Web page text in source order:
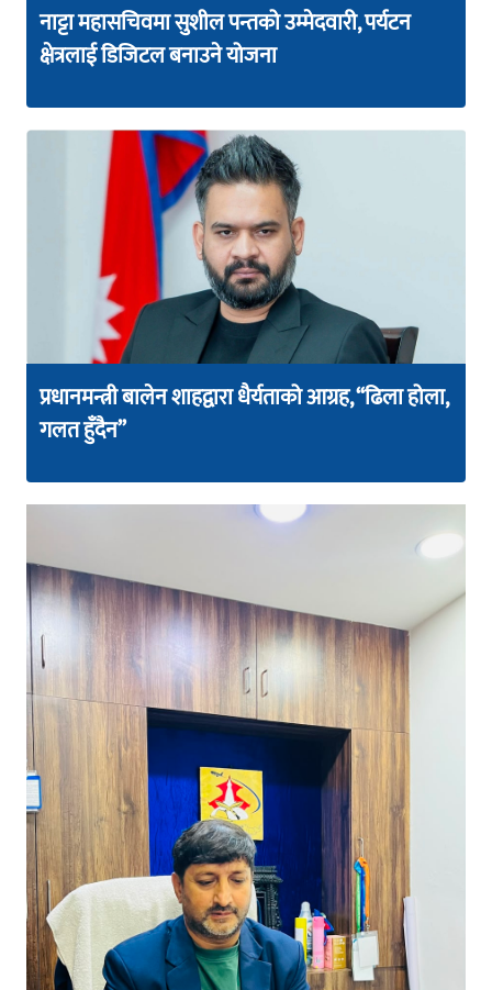
नाट्टा महासचिवमा सुशील पन्तको उम्मेदवारी, पर्यटन
क्षेत्रलाई डिजिटल बनाउने योजना
प्रधानमन्त्री बालेन शाहद्वारा धैर्यताको आग्रह, “ढिला होला,
गलत हुँदैन”